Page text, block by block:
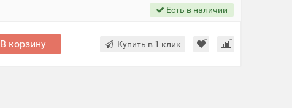
Есть в наличии
В корзину Купить в 1 клик